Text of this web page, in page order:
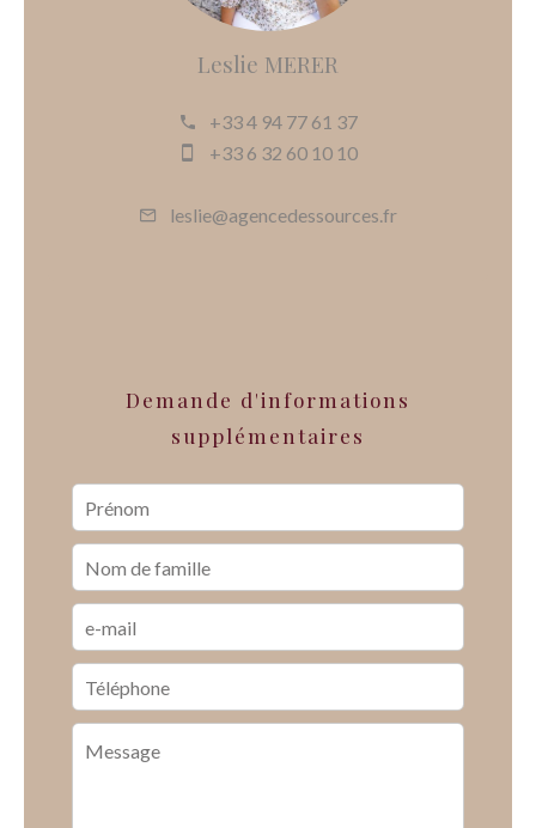
Leslie MERER
+33 4 94 77 61 37
+33 6 32 60 10 10
leslie@agencedessources.fr
Demande d'informations
supplémentaires